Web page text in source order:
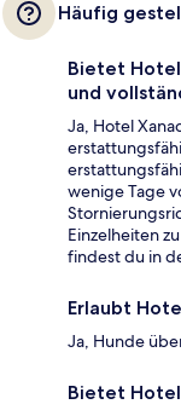
Häufig
Bietet Hotel
und
Ja, Hotel
wenige Tage
Einzelheiten
findest du in
Erlaubt
Ja, Hunde
Bietet Hotel